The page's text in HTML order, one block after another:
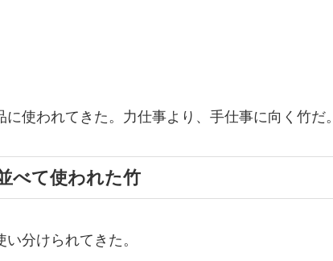
使われてきた。力仕事より、手仕事に向く竹だ。
べて使われた竹
分けられてきた。